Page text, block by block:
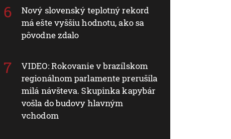
Nový slovenský teplotný rekord
má ešte vyššiu hodnotu, ako sa
pôvodne zdalo
VIDEO: Rokovanie v brazílskom
regionálnom parlamente prerušila
milá návšteva. Skupinka kapybár
vošla do budovy hlavným
vchodom